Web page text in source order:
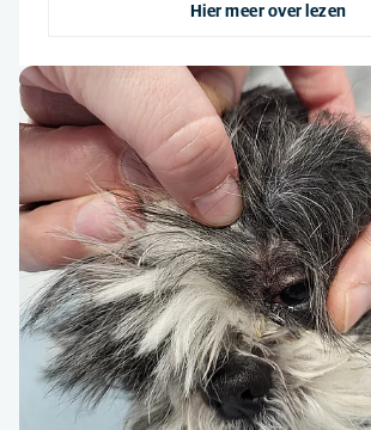
Hier meer over lezen